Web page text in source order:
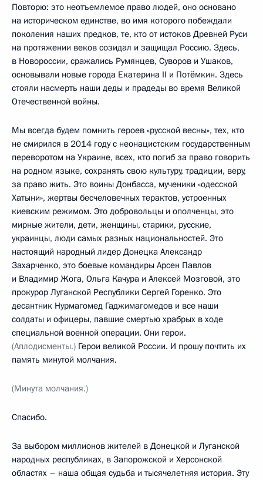
Повторю: это неотъемлемое право людей, оно основано
на историческом единстве, во имя которого побеждали
поколения наших предков, те, кто от истоков Древней Руси
на протяжении веков созидал и защищал Россию. Здесь,
в Новороссии, сражались Румянцев, Суворов и Ушаков,
основывали новые города Екатерина II и Потёмкин. Здесь
стояли насмерть наши деды и прадеды во время Великой
Отечественной войны.
Мы всегда будем помнить героев «русской весны», тех, кто
не смирился в 2014 году с неонацистским государственным
переворотом на Украине, всех, кто погиб за право говорить
на родном языке, сохранять свою культуру, традиции, веру,
за право жить. Это воины Донбасса, мученики «одесской
Хатыни», жертвы бесчеловечных терактов, устроенных
киевским режимом. Это добровольцы и ополченцы, это
мирные жители, дети, женщины, старики, русские,
украинцы, люди самых разных национальностей. Это
настоящий народный лидер Донецка Александр
Захарченко, это боевые командиры Арсен Павлов
и Владимир Жога, Ольга Качура и Алексей Мозговой, это
прокурор Луганской Республики Сергей Горенко. Это
десантник Нурмагомед Гаджимагомедов и все наши
солдаты и офицеры, павшие смертью храбрых в ходе
специальной военной операции. Они герои.
(Аплодисменты.) Герои великой России. И прошу почтить их
память минутой молчания.
(Минута молчания.)
Спасибо.
За выбором миллионов жителей в Донецкой и Луганской
народных республиках, в Запорожской и Херсонской
областях – наша общая судьба и тысячелетняя история. Эту